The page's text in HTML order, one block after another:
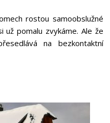
rostou samoobslužné
už pomalu zvykáme. Ale že
na bezkontaktní